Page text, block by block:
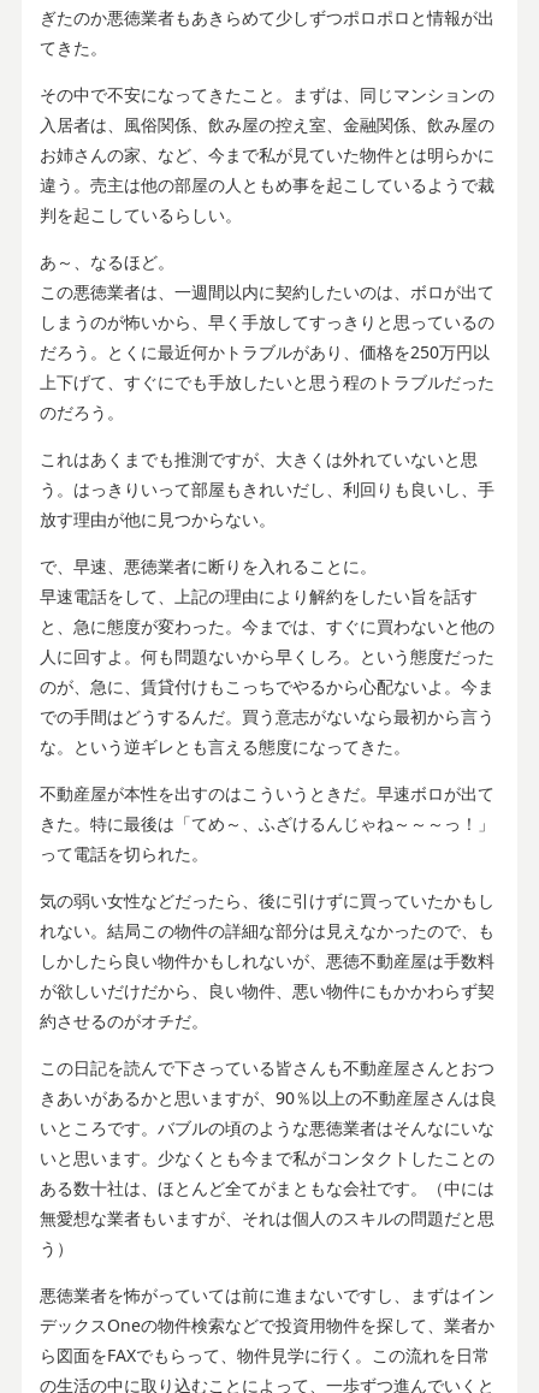
ぎたのか悪徳業者もあきらめて少しずつポロポロと情報が出
てきた。
その中で不安になってきたこと。まずは、同じマンションの
入居者は、風俗関係、飲み屋の控え室、金融関係、飲み屋の
お姉さんの家、など、今まで私が見ていた物件とは明らかに
違う。売主は他の部屋の人ともめ事を起こしているようで裁
判を起こしているらしい。
あ～、なるほど。
この悪徳業者は、一週間以内に契約したいのは、ボロが出て
しまうのが怖いから、早く手放してすっきりと思っているの
だろう。とくに最近何かトラブルがあり、価格を250万円以
上下げて、すぐにでも手放したいと思う程のトラブルだった
のだろう。
これはあくまでも推測ですが、大きくは外れていないと思
う。はっきりいって部屋もきれいだし、利回りも良いし、手
放す理由が他に見つからない。
で、早速、悪徳業者に断りを入れることに。
早速電話をして、上記の理由により解約をしたい旨を話す
と、急に態度が変わった。今までは、すぐに買わないと他の
人に回すよ。何も問題ないから早くしろ。という態度だった
のが、急に、賃貸付けもこっちでやるから心配ないよ。今ま
での手間はどうするんだ。買う意志がないなら最初から言う
な。という逆ギレとも言える態度になってきた。
不動産屋が本性を出すのはこういうときだ。早速ボロが出て
きた。特に最後は「てめ～、ふざけるんじゃね～～～っ！」
って電話を切られた。
気の弱い女性などだったら、後に引けずに買っていたかもし
れない。結局この物件の詳細な部分は見えなかったので、も
しかしたら良い物件かもしれないが、悪徳不動産屋は手数料
が欲しいだけだから、良い物件、悪い物件にもかかわらず契
約させるのがオチだ。
この日記を読んで下さっている皆さんも不動産屋さんとおつ
きあいがあるかと思いますが、90％以上の不動産屋さんは良
いところです。バブルの頃のような悪徳業者はそんなにいな
いと思います。少なくとも今まで私がコンタクトしたことの
ある数十社は、ほとんど全てがまともな会社です。（中には
無愛想な業者もいますが、それは個人のスキルの問題だと思
う）
悪徳業者を怖がっていては前に進まないですし、まずはイン
デックスOneの物件検索などで投資用物件を探して、業者か
ら図面をFAXでもらって、物件見学に行く。この流れを日常
の生活の中に取り込むことによって、一歩ずつ進んでいくと